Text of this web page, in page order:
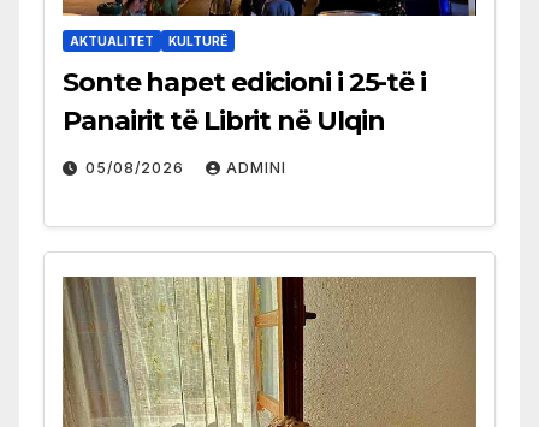
AKTUALITET KULTURË
Sonte hapet edicioni i 25-të i
Panairit të Librit në Ulqin
05/08/2026 ADMINI